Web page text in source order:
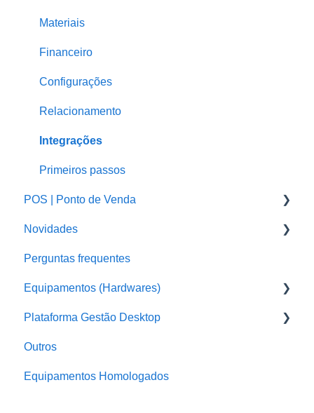
Materiais
Financeiro
Configurações
Relacionamento
Integrações
Primeiros passos
POS | Ponto de Venda
POS - Outros assuntos e configurações
POS Windows - Computadores e Notebooks
Novidades
Sistema em Nuvem
POS
Pedemais Delivery
POS KIOSK
Pedemais Menu
Perguntas frequentes
Equipamentos (Hardwares)
Balanças
Impressora de Etiqueta
Sat
Plataforma Gestão Desktop
Perguntas Frequentes
Configurações
Outros
Equipamentos Homologados